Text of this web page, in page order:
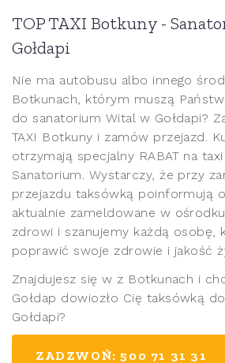
TOP TAXI Botkuny -
Gołdapi
Nie ma autobusu albo innego
Botkunach, którym muszą
do sanatorium Wital w Gołdapi?
TAXI Botkuny i zamów przejazd.
otrzymają specjalny RABAT na
Sanatorium. Wystarczy, że przy
przejazdu taksówką poinformują
aktualnie zameldowane w
zdrowi i szanujemy każdą osobę,
poprawić swoje zdrowie i jakość
Znajdujesz się w z Botkunach i
Gołdap dowiozło Cię taksówką
Gołdapi?
ZADZWOŃ: 500 71 31 31